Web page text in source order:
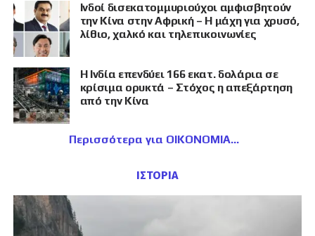
Ινδοί δισεκατομμυριούχοι αμφισβητούν
την Κίνα στην Αφρική – Η μάχη για χρυσό,
λίθιο, χαλκό και τηλεπικοινωνίες
Η Ινδία επενδύει 166 εκατ. δολάρια σε
κρίσιμα ορυκτά – Στόχος η απεξάρτηση
από την Κίνα
Περισσότερα για ΟΙΚΟΝΟΜΙΑ
ΙΣΤΟΡΙΑ